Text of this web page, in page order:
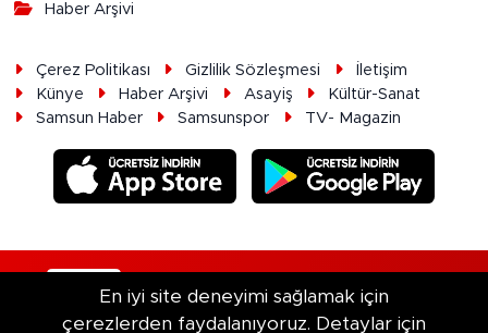
Haber Arşivi
Çerez Politikası Gizlilik Sözleşmesi
İletişim
Künye
Haber Arşivi Asayiş
Kültür-Sanat
Samsun Haber
Samsunspor TV- Magazin
En iyi site deneyimi sağlamak için
çerezlerden faydalanıyoruz. Detaylar için